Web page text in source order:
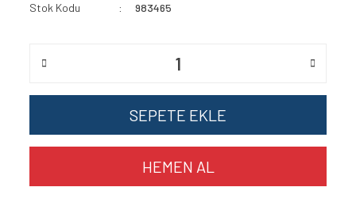
Stok Kodu
983465
SEPETE EKLE
HEMEN AL